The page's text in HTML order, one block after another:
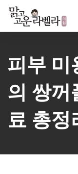
Skip
content
피부 미
의 쌍꺼
료 총정